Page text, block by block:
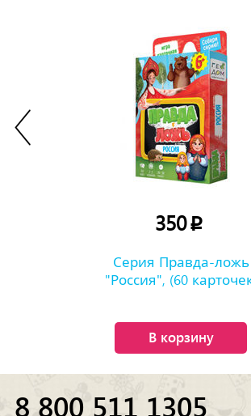
350p
Серия Правда-ложь
"Россия", (60
В корзину
8 800 511 1305